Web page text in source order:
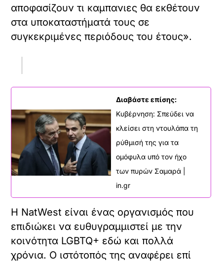
αποφασίζουν τι καμπανιες θα εκθέτουν
στα υποκαταστήματά τους σε
συγκεκριμένες περιόδους του έτους».
Διαβάστε επίσης:
Κυβέρνηση: Σπεύδει να
κλείσει στη ντουλάπα τη
ρύθμισή της για τα
ομόφυλα υπό τον ήχο
των πυρών Σαμαρά |
in.gr
Η NatWest είναι ένας οργανισμός που
επιδιώκει να ευθυγραμμιστεί με την
κοινότητα LGBTQ+ εδώ και πολλά
χρόνια. Ο ιστότοπός της αναφέρει επί